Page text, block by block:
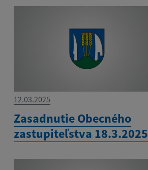
12.03.2025
Zasadnutie Obecného
zastupiteľstva 18.3.2025